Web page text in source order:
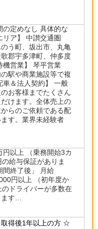
の定めなし 具体的な
リア】 中讃交通圏
のう町、坂出市、丸亀
郡宇多津町、仲多度
機営業】 琴平営業
駅や商業施設等で複
車＆法人契約】 一般
お客様までたくさん
けます。全体売上の
らのご依頼である配
す。業界未経験者
円以上 （乗務開始3カ
給与保証がありま
間終了後」 月給
円以上 （初年度か
ドライバーが多数在
す…
得後1年以上の方 ☆